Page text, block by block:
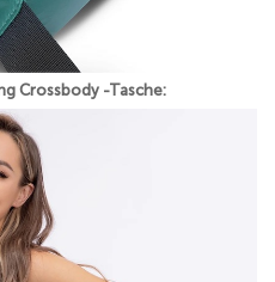
Crossbody -Tasche: